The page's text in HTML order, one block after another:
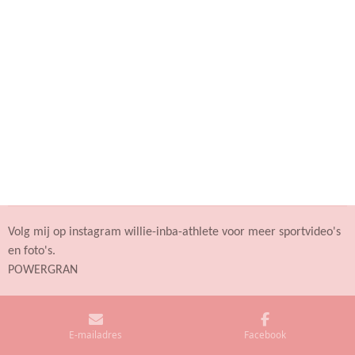
Volg mij op instagram willie-inba-athlete voor meer sportvideo's
en foto's.
POWERGRAN
E-mailadres Facebook